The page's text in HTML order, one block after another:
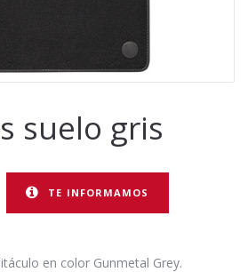
suelo gris
TE INFORMAMOS
en color Gunmetal Grey.